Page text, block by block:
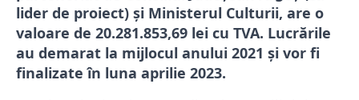
lider de proiect) și Ministerul Culturii, are o
valoare de 20.281.853,69 lei cu TVA. Lucrările
au demarat la mijlocul anului 2021 și vor fi
finalizate în luna aprilie 2023.